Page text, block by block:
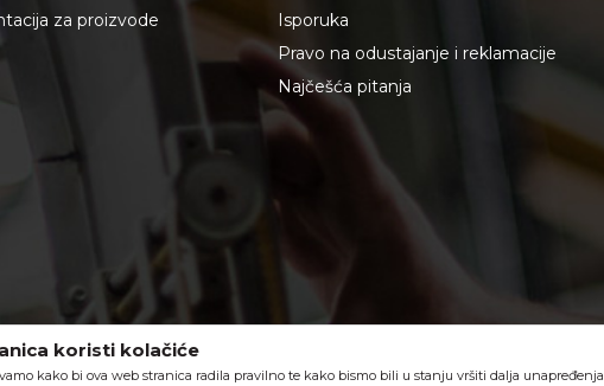
za proizvode
Isporuka
Pravo na odustajanje i reklamacije
Najčešća pitanja
koristi kolačiće
kako bi ova web stranica radila pravilno te kako bismo bili u stanju vršiti dalja unapređenja